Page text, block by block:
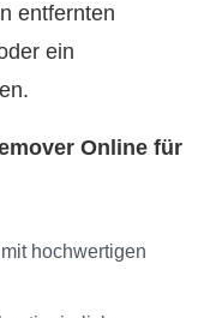
entfernten
ein
Online für
hochwertigen